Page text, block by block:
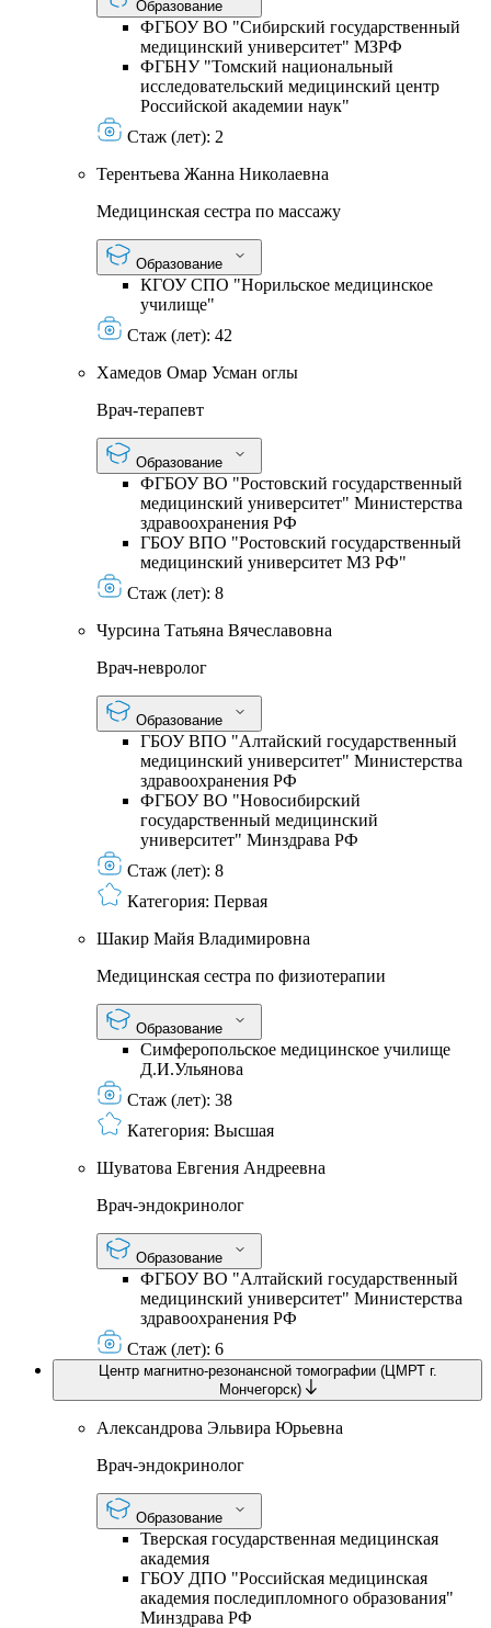
Образование
ФГБОУ ВО "Сибирский государственный
медицинский университет" МЗРФ
ФГБНУ "Томский национальный
исследовательский медицинский центр
Российской академии наук"
Стаж (лет): 2
Терентьева Жанна Николаевна
Медицинская сестра по массажу
Образование
КГОУ СПО "Норильское медицинское
училище"
Стаж (лет): 42
Хамедов Омар Усман оглы
Врач-терапевт
Образование
ФГБОУ ВО "Ростовский государственный
медицинский университет" Министерства
здравоохранения РФ
ГБОУ ВПО "Ростовский государственный
медицинский университет МЗ РФ"
Стаж (лет): 8
Чурсина Татьяна Вячеславовна
Врач-невролог
Образование
ГБОУ ВПО "Алтайский государственный
медицинский университет" Министерства
здравоохранения РФ
ФГБОУ ВО "Новосибирский
государственный медицинский
университет" Минздрава РФ
Стаж (лет): 8
Категория: Первая
Шакир Майя Владимировна
Медицинская сестра по физиотерапии
Образование
Симферопольское медицинское училище
Д.И.Ульянова
Стаж (лет): 38
Категория: Высшая
Шуватова Евгения Андреевна
Врач-эндокринолог
Образование
ФГБОУ ВО "Алтайский государственный
медицинский университет" Министерства
здравоохранения РФ
Стаж (лет): 6
Центр магнитно-резонансной томографии (ЦМРТ г.
Мончегорск)
Александрова Эльвира Юрьевна
Врач-эндокринолог
Образование
Тверская государственная медицинская
академия
ГБОУ ДПО "Российская медицинская
академия последипломного образования"
Минздрава РФ